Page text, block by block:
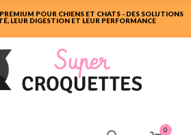
POUR CHIENS ET CHATS - DES SOLUTIONS
LEUR DIGESTION ET LEUR PERFORMANCE
0